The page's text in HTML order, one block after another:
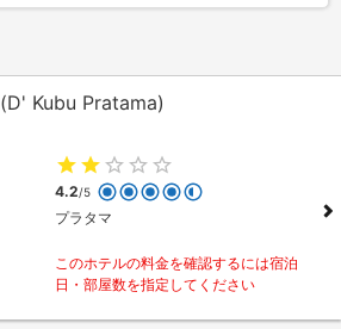
(D' Kubu Pratama)
4.2/5
プラタマ
このホテルの料金を確認するには宿泊
日・部屋数を指定してください